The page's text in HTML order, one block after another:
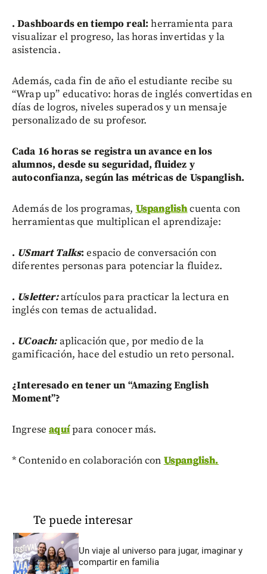
. Dashboards en tiempo real: herramienta para
visualizar el progreso, las horas invertidas y la
asistencia.
Además, cada fin de año el estudiante recibe su
“Wrap up” educativo: horas de inglés convertidas en
días de logros, niveles superados y un mensaje
personalizado de su profesor.
Cada 16 horas se registra un avance en los
alumnos, desde su seguridad, fluidez y
autoconfianza, según las métricas de Uspanglish.
Además de los programas, Uspanglishcuenta con
herramientas que multiplican el aprendizaje:
. USmart Talks: espacio de conversación con
diferentes personas para potenciar la fluidez.
. Usletter:artículos para practicar la lectura en
inglés con temas de actualidad.
. UCoach:aplicación que, por medio de la
gamificación, hace del estudio un reto personal.
¿Interesado en tener un “Amazing English
Moment”?
Ingreseaquípara conocer más.
* Contenido en colaboración con Uspanglish.
Te puede interesar
Un viaje al universo para jugar, imaginar y
compartir en familia